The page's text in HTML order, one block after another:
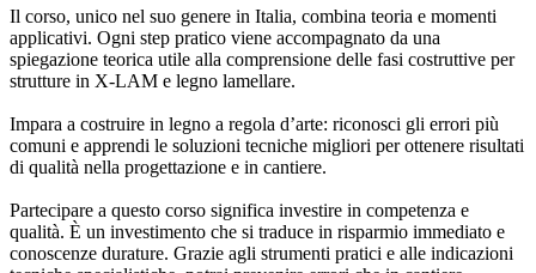
Il corso, unico nel suo genere in Italia, combina teoria e momenti
applicativi. Ogni step pratico viene accompagnato da una
spiegazione teorica utile alla comprensione delle fasi costruttive per
strutture in X-LAM e legno lamellare.
Impara a costruire in legno a regola d’arte: riconosci gli errori più
comuni e apprendi le soluzioni tecniche migliori per ottenere risultati
di qualità nella progettazione e in cantiere.
Partecipare a questo corso significa investire in competenza e
qualità. È un investimento che si traduce in risparmio immediato e
conoscenze durature. Grazie agli strumenti pratici e alle indicazioni